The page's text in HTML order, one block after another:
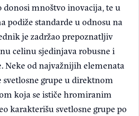
donosi mnoštvo inovacija, te u
podiže standarde u odnosu na
je zadržao prepoznatljiv
celinu sjedinjava robusne i
Neke od najvažnijih elemenata
grupe u direktnom
koja se ističe hromiranim
karakterišu svetlosne grupe po